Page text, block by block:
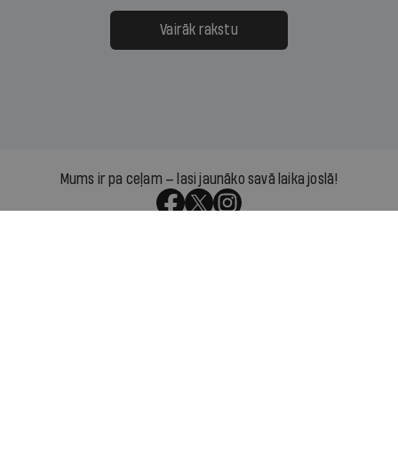
Vairāk rakstu
Mums ir pa ceļam — lasi jaunāko savā laika joslā!